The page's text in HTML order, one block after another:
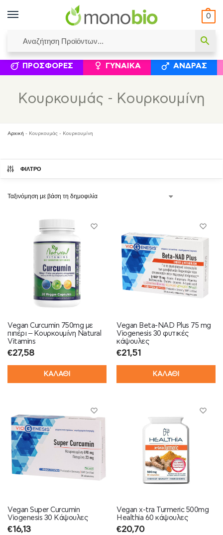
0
ΙΣΟΛΟΓΙΣΜΟΊ ΕΛΕΆΝΝΑ ΧΡΙΣΤΙΝΆΚΗ ΕΠΙΚΟΙΝΩΝΊΑ
ΣΥΜΠΛΗΡΏΜΑΤΑ ΔΙΑΤΡΟΦΉΣ ΦΥΣΙΚΆ
ΠΡΟΣΦΟΡΈΣ ΓΥΝΑΊΚΑ ΆΝΔΡΑΣ
Κουρκουμάς - Κουρκουμίνη
Αρχική - Κουρκουμάς - Κουρκουμίνη
ΦΙΛΤΡΟ
Vegan Curcumin 750mg με
πιπέρι – Κουρκουμίνη Natural
Vitamins
€27,58
ΚΑΛΑΘΙ
Vegan Beta-NAD Plus 75 mg
Viogenesis 30 φυτικές
κάψουλες
€21,51
ΚΑΛΑΘΙ
Vegan Super Curcumin
Viogenesis 30 Κάψουλες
€16,13
Vegan x-tra Turmeric 500mg
Healthia 60 κάψουλες
€20,70